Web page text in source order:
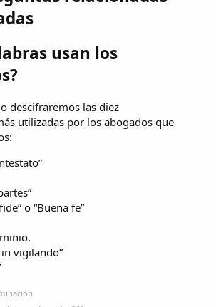
usan los
descifraremos las diez
utilizadas por los abogados que
o “Buena fe”
in vigilando”